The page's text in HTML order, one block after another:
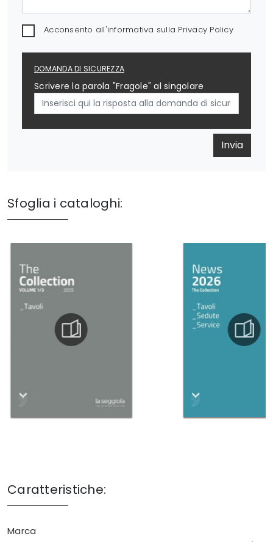
Acconsento all'informativa sulla Privacy Policy
DOMANDA DI SICUREZZA
Scrivere la parola "Fragole" al singolare
Invia
Sfoglia i cataloghi:
Caratteristiche:
Marca